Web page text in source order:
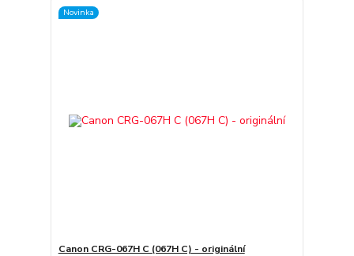
Novinka
Canon CRG-067H C (067H C) - originální